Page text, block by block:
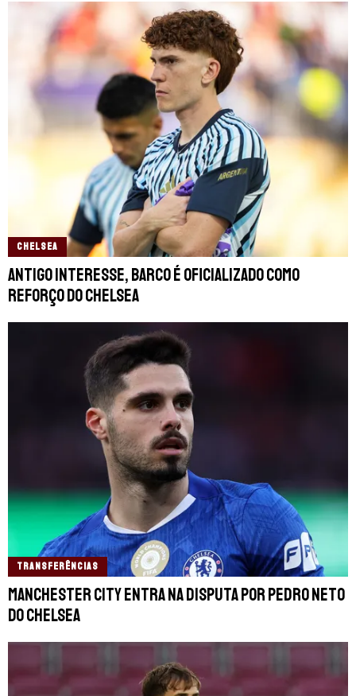
CHELSEA
Antigo interesse, Barco é oficializado como
reforço do Chelsea
TRANSFERÊNCIAS
Manchester City entra na disputa por Pedro Neto
do Chelsea